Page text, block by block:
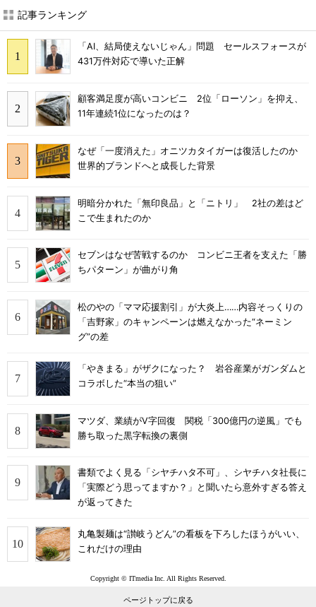
記事ランキング
「AI、結局使えないじゃん」問題 セールスフォースが
431万件対応で導いた正解
顧客満足度が高いコンビニ 2位「ローソン」を抑え、
11年連続1位になったのは？
なぜ「一度消えた」オニツカタイガーは復活したのか
世界的ブランドへと成長した背景
明暗分かれた「無印良品」と「ニトリ」 2社の差はど
こで生まれたのか
セブンはなぜ苦戦するのか コンビニ王者を支えた「勝
ちパターン」が曲がり角
松のやの「ママ応援割引」が大炎上……内容そっくりの
「吉野家」のキャンペーンは燃えなかった“ネーミン
グ”の差
「やきまる」がザクになった？ 岩谷産業がガンダムと
コラボした“本当の狙い”
マツダ、業績がV字回復 関税「300億円の逆風」でも
勝ち取った黒字転換の裏側
書類でよく見る「シヤチハタ不可」、シヤチハタ社長に
「実際どう思ってますか？」と聞いたら意外すぎる答え
が返ってきた
丸亀製麺は“讃岐うどん”の看板を下ろしたほうがいい、
これだけの理由
Copyright © ITmedia Inc. All Rights Reserved.
ページトップに戻る